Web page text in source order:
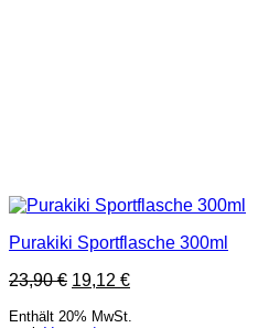
Purakiki Sportflasche 300ml
23,90€ 19,12 €
Enthält 20% MwSt.